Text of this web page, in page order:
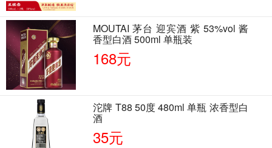
MOUTAI 茅台 迎宾酒 紫 53%vol 酱
香型白酒 500ml 单瓶装
168元
沱牌 T88 50度 480ml 单瓶 浓香型白
酒
35元